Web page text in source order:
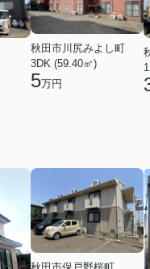
秋田市川尻みよし町
3DK (59.40㎡)
5万円